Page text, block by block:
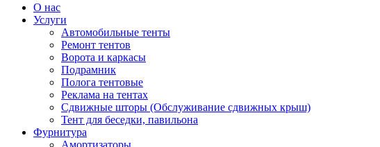
О нас
Услуги
Автомобильные тенты
Ремонт тентов
Ворота и каркасы
Подрамник
Полога тентовые
Реклама на тентах
Сдвижные шторы (Обслуживание сдвижных крыш)
Тент для беседки, павильона
Фурнитура
Амортизаторы